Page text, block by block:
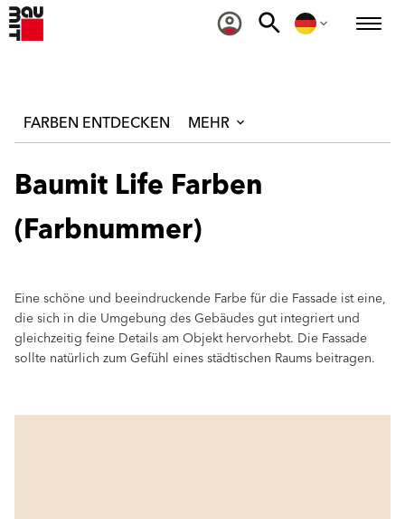
FARBEN ENTDECKEN MEHR
Baumit Life Farben
(Farbnummer)
Eine schöne und beeindruckende Farbe für die Fassade ist eine,
die sich in die Umgebung des Gebäudes gut integriert und
gleichzeitig feine Details am Objekt hervorhebt. Die Fassade
sollte natürlich zum Gefühl eines städtischen Raums beitragen.